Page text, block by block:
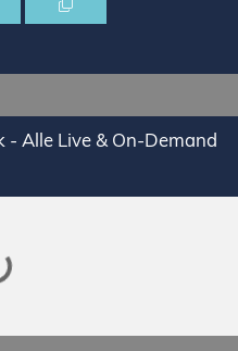
- Alle Live & On-Demand
SPORTDIGITAL+ Mediathek